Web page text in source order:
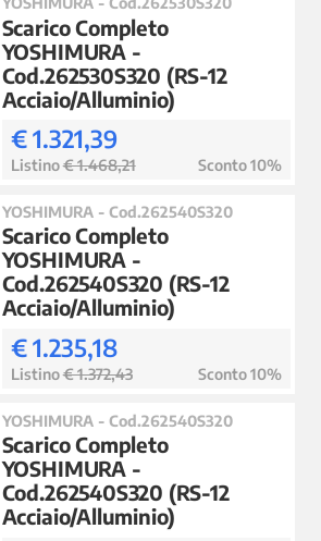
Scarico Completo
YOSHIMURA -
Cod.262530S320 (RS-12
Acciaio/Alluminio)
€ 1.321,39
Listino€ 1.468,21 Sconto 10%
YOSHIMURA - Cod.262540S320
Scarico Completo
YOSHIMURA -
Cod.262540S320 (RS-12
Acciaio/Alluminio)
€ 1.235,18
Listino€ 1.372,43 Sconto 10%
YOSHIMURA - Cod.262540S320
Scarico Completo
YOSHIMURA -
Cod.262540S320 (RS-12
Acciaio/Alluminio)